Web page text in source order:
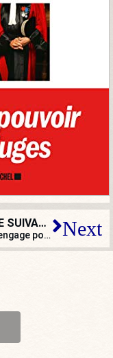
ARTICLE SUIVANT
Airbnb s’engage pour l’hébergement des migrants Next